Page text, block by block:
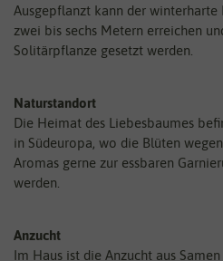
Ausgepflanzt kann der
zwei bis sechs Metern erreichen
Solitärpflanze gesetzt werden.
Naturstandort
Die Heimat des Liebesbaumes
in Südeuropa, wo die Blüten
Aromas gerne zur essbaren
werden.
Anzucht
Im Haus ist die Anzucht aus